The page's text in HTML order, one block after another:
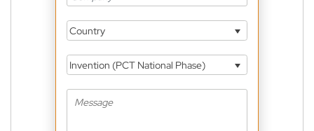
Country
Invention (PCT National Phase)